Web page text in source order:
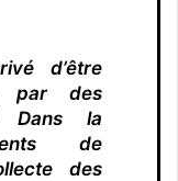
d’être
par des
Dans la
de
des